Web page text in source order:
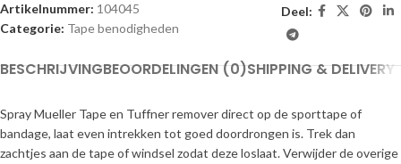
Artikelnummer: 104045
Categorie: Tape benodigheden
Deel:
BESCHRIJVINGBEOORDELINGEN (0)SHIPPING & DELIVERY
Spray Mueller Tape en Tuffner remover direct op de sporttape of
bandage, laat even intrekken tot goed doordrongen is. Trek dan
zachtjes aan de tape of windsel zodat deze loslaat. Verwijder de overige